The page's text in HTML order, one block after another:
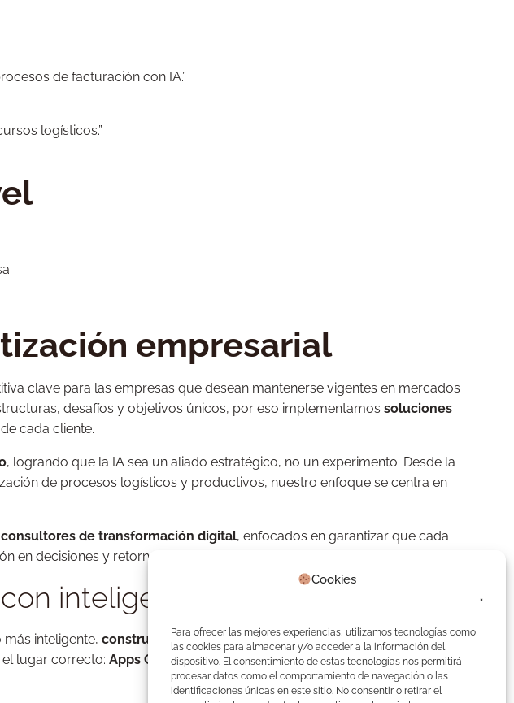
Cookies
Para ofrecer las mejores experiencias, utilizamos tecnologías como
las cookies para almacenar y/o acceder a la información del
dispositivo. El consentimiento de estas tecnologías nos permitirá
procesar datos como el comportamiento de navegación o las
identificaciones únicas en este sitio. No consentir o retirar el
de facturación con IA.”
logísticos.”
empresarial
clave para las empresas que desean mantenerse vigentes en mercados
desafíos y objetivos únicos, por eso implementamos soluciones
cada cliente.
, logrando que la IA sea un aliado estratégico, no un experimento. Desde la
de procesos logísticos y productivos, nuestro enfoque se centra en
de transformación digital, enfocados en garantizar que cada
en decisiones y retorno de inversión claro.
inteligencia artificial en México
inteligente, construyendo soluciones sostenibles, escalables y
el lugar correcto: Apps Camelot, tu socio estratégico en automatización